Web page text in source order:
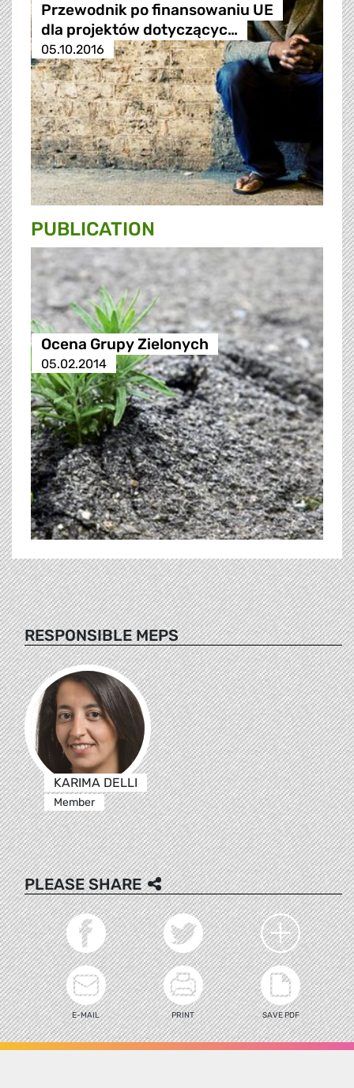
Przewodnik po finansowaniu UE
dla projektów dotyczącyc…
05.10.2016
PUBLICATION
Ocena Grupy Zielonych
05.02.2014
RESPONSIBLE MEPS
KARIMA DELLI
Member
PLEASE SHARE
E-MAIL PRINT SAVE PDF